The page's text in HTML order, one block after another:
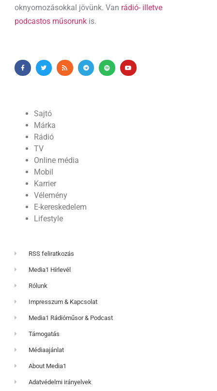
oknyomozásokkal jövünk. Van rádió- illetve
podcastos műsorunk is.
Sajtó
Márka
Rádió
TV
Online média
Mobil
Karrier
Vélemény
E-kereskedelem
Lifestyle
RSS feliratkozás
Media1 Hírlevél
Rólunk
Impresszum & Kapcsolat
Media1 Rádióműsor & Podcast
Támogatás
Médiaajánlat
About Media1
Adatvédelmi irányelvek